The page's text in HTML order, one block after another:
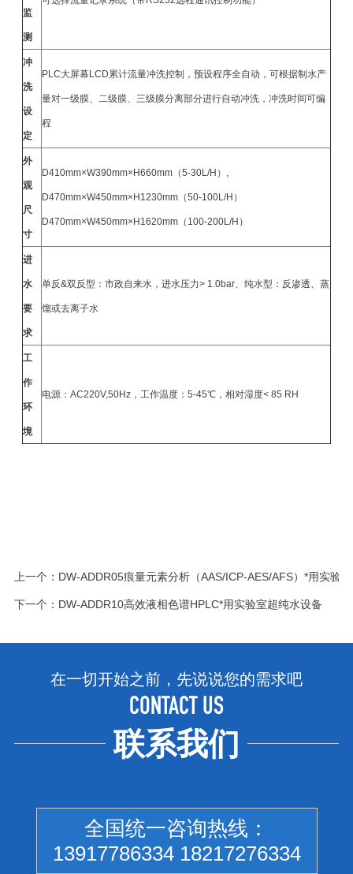
监
测
冲
洗
设
定
PLC大屏幕LCD累计流量冲洗控制，预设程序全自动，可根据制水产
量对一级 膜、二级 膜、三级膜分离部分进行自动冲洗，冲洗时间可编
程
外
观
尺
寸
D410mm×W390mm×H660mm（5-30L/H）,
D470mm×W450mm×H1230mm（50-100L/H）
D470mm×W450mm×H1620mm（100-200L/H）
进
水
要
求
单反&双反型：市政自来水，进水压力> 1.0bar、纯水型：反渗透、蒸
馏或去离子水
工
作
环
境
电源：AC220V,50Hz，工作温度：5-45℃，相对湿度< 85 RH
上一个： DW-ADDR05痕量元素分析（AAS/ICP-AES/AFS）*用实验
下一个： DW-ADDR10高效液相色谱HPLC*用实验室超纯水设备
在一切开始之前，先说说您的需求吧
CONTACT US
联系我们
全国统一咨询热线：
13917786334 18217276334